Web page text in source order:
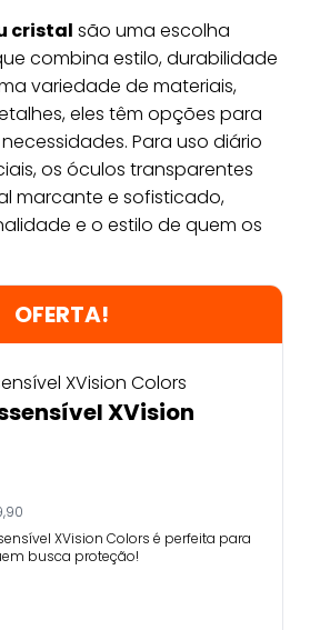
cristal são uma escolha
combina estilo, durabilidade
variedade de materiais,
eles têm opções para
Para uso diário
os óculos transparentes
marcante e sofisticado,
e o estilo de quem os
OFERTA!
XVision
XVision Colors é perfeita para
busca proteção!